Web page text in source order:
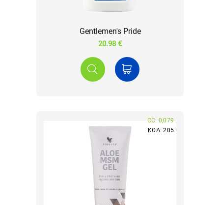
Gentlemen's Pride
20.98 €
ΚΩΔ: 205
CC: 0,079